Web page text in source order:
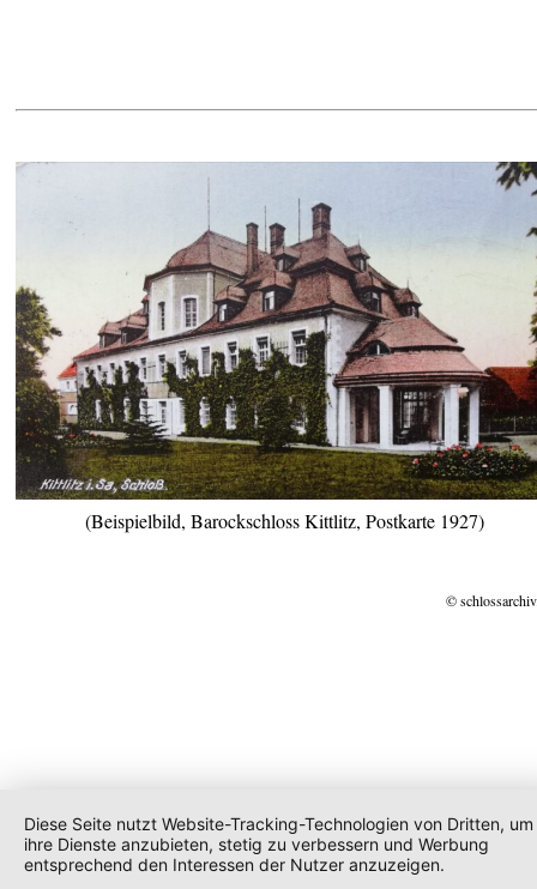
(Beispielbild, Barockschloss Kittlitz, Postkarte 1927)
©
Diese Seite nutzt Website-Tracking-Technologien von Dritten, um
ihre Dienste anzubieten, stetig zu verbessern und Werbung
entsprechend den Interessen der Nutzer anzuzeigen.